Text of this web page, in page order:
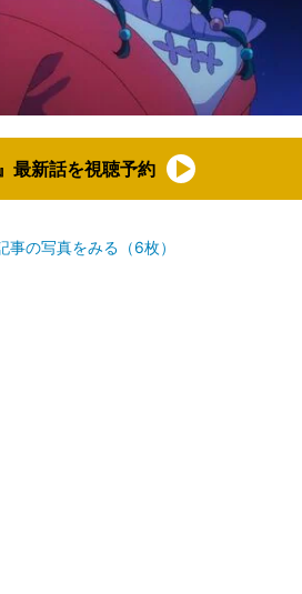
最新話を視聴予約
事の写真をみる（6枚）